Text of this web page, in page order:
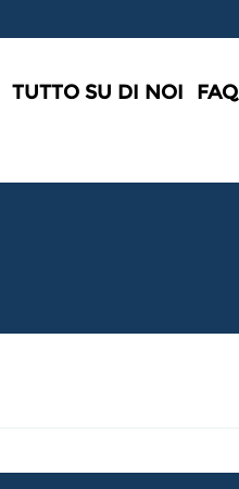
TUTTO SU DI NOI FAQ